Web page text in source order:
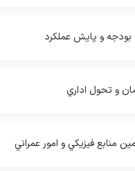
بودجه و پايش عملكرد
و تحول اداري
منابع فيزيكي و امور عمراني